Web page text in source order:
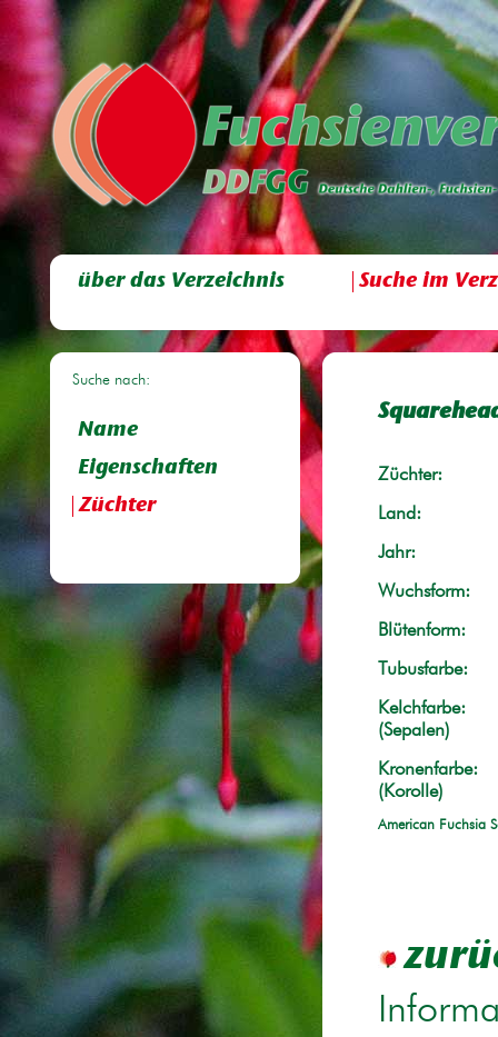
über das Verzeichnis Suche im
Suche nach:
Name
Eigenschaften
Züchter
Züchter:
Land:
Jahr:
Wuchsform:
Blütenform:
Tubusfarbe:
Kelchfarbe:
(Sepalen)
Kronenfarbe:
(Korolle)
American Fuchsia